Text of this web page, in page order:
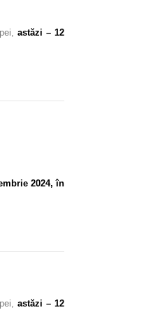
astăzi – 12
2024, în
astăzi – 12